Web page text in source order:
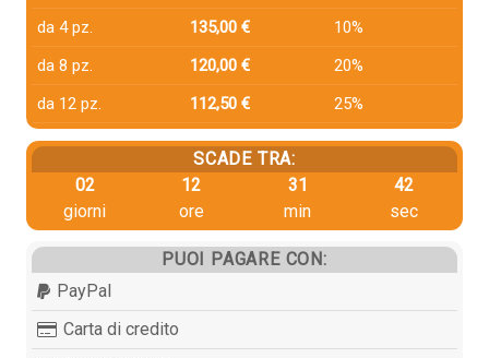
da 4 pz.
135,00 €
10%
da 8 pz.
120,00 €
20%
da 12 pz.
112,50 € 25%
SCADE TRA:
02
giorni
12
ore
31
min
42
sec
PUOI PAGARE CON:
PayPal
Carta di credito